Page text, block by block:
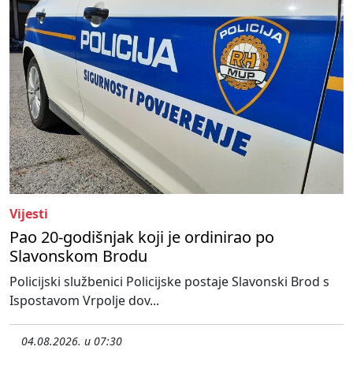
Vijesti
Pao 20-godišnjak koji je ordinirao po
Slavonskom Brodu
Policijski službenici Policijske postaje Slavonski Brod s
Ispostavom Vrpolje dov...
04.08.2026. u 07:30